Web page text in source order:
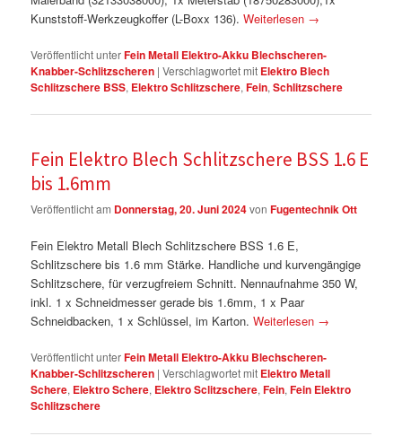
Kunststoff-Werkzeugkoffer (L-Boxx 136).Weiterlesen →
Veröffentlicht unterFein Metall Elektro-Akku Blechscheren-
Knabber-Schlitzscheren |Verschlagwortet mit Elektro Blech
Schlitzschere BSS, Elektro Schlitzschere,Fein,Schlitzschere
Fein Elektro Blech Schlitzschere BSS 1.6 E
bis 1.6mm
Veröffentlicht am Donnerstag, 20. Juni 2024vonFugentechnik Ott
Fein Elektro Metall Blech Schlitzschere BSS 1.6 E,
Schlitzschere bis 1.6 mm Stärke. Handliche und kurvengängige
Schlitzschere, für verzugfreiem Schnitt. Nennaufnahme 350 W,
inkl. 1 x Schneidmesser gerade bis 1.6mm, 1 x Paar
Schneidbacken, 1 x Schlüssel, im Karton.Weiterlesen →
Veröffentlicht unterFein Metall Elektro-Akku Blechscheren-
Knabber-Schlitzscheren |Verschlagwortet mit Elektro Metall
Schere, Elektro Schere, Elektro Sclitzschere,Fein,Fein Elektro
Schlitzschere